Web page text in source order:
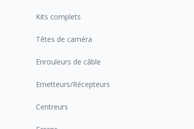
Kits complets
Têtes de caméra
Enrouleurs de câble
Emetteurs/Récepteurs
Centreurs